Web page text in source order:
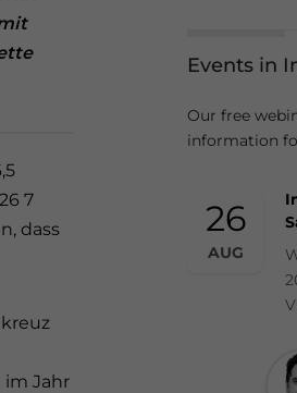
7
dass
im Jahr
Events in
Our free
information
26
AUG
this website. Please send me business news and updates for